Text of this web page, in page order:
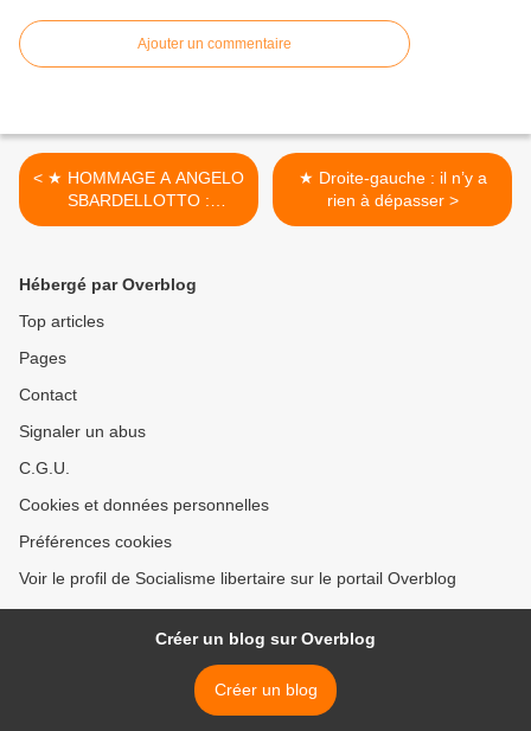
Ajouter un commentaire
< ★ HOMMAGE A ANGELO
SBARDELLOTTO :
MILITANT ANARCHISTE
★ Droite-gauche : il n’y a
rien à dépasser >
Hébergé par Overblog
Top articles
Pages
Contact
Signaler un abus
C.G.U.
Cookies et données personnelles
Préférences cookies
Voir le profil de Socialisme libertaire sur le portail Overblog
Créer un blog sur Overblog
Créer un blog